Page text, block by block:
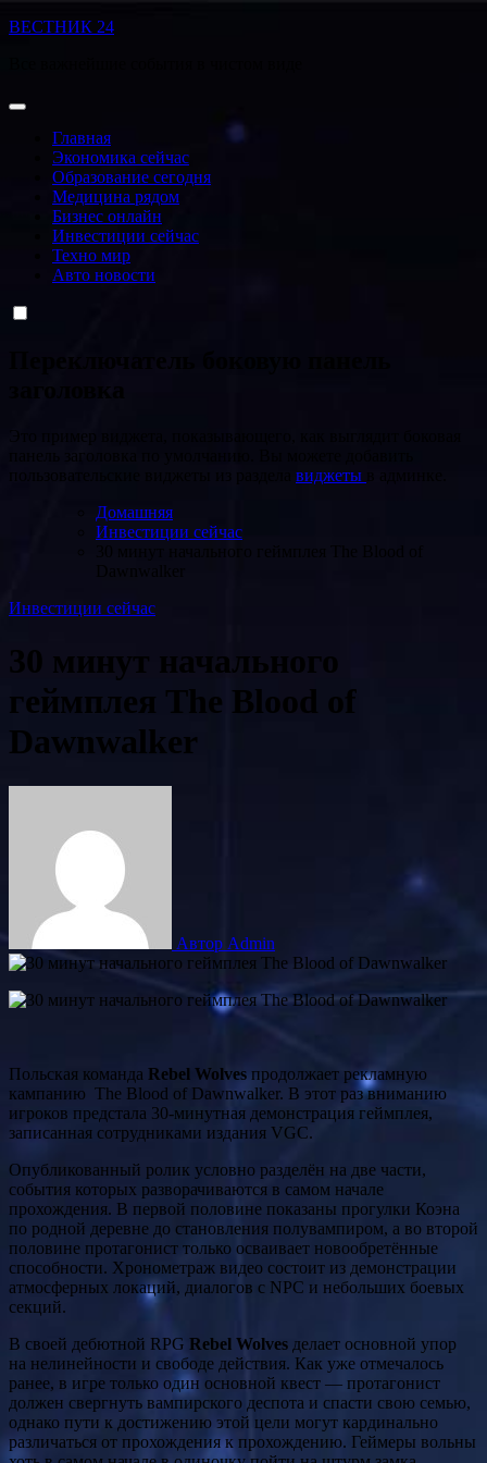
Перейти
ВЕСТНИК 24
Главная
Экономика сейчас
Образование сегодня
Медицина рядом
Бизнес онлайн
Инвестиции сейчас
Техно мир
Авто новости
панель заголовка по умолчанию. Вы можете добавить
виджеты
Домашняя
Инвестиции сейчас
30 минут начального геймплея The Blood of
Инвестиции сейчас
30 минут начального
геймплея The Blood of
Dawnwalker
Автор Admin
Польская команда Rebel Wolves продолжает рекламную
кампанию The Blood of Dawnwalker. В этот раз вниманию
игроков предстала 30-минутная демонстрация геймплея,
записанная сотрудниками издания VGC.
Опубликованный ролик условно разделён на две части,
события которых разворачиваются в самом начале
прохождения. В первой половине показаны прогулки Коэна
по родной деревне до становления полувампиром, а во второй
половине протагонист только осваивает новообретённые
способности. Хронометраж видео состоит из демонстрации
атмосферных локаций, диалогов с NPC и небольших боевых
секций.
В своей дебютной RPG Rebel Wolves делает основной упор
на нелинейности и свободе действия. Как уже отмечалось
ранее, в игре только один основной квест — протагонист
должен свергнуть вампирского деспота и спасти свою семью,
однако пути к достижению этой цели могут кардинально
различаться от прохождения к прохождению. Геймеры вольны